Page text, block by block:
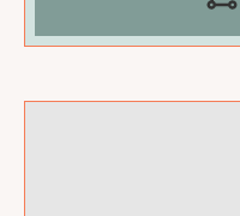
VERSOL Rosso